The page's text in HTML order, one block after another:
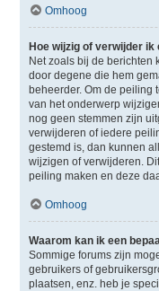
Omhoog
Hoe wijzig of verwijder ik
Net zoals bij de
door degene die hem
beheerder. Om de peiling
van het onderwerp
nog geen stemmen zijn
verwijderen of iedere
gestemd is, dan kunnen
wijzigen of verwijderen.
peiling maken en deze
Omhoog
Waarom kan ik een
Sommige forums zijn
gebruikers of
plaatsen, enz. heb je